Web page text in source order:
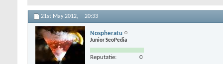
21st May 2012, 20:33
Nospheratu
Junior SeoPedia
Reputatie: 0